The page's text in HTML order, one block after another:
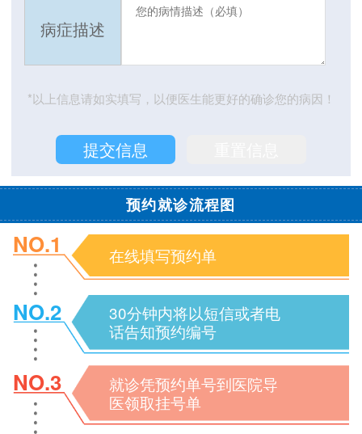
病症描述
*以上信息请如实填写，以便医生能更好的确诊您的病因！
预约就诊流程图
NO.1 在线填写预约单
NO.2
30分钟内将以短信或者电
话告知预约编号
NO.3
就诊凭预约单号到医院导
医领取挂号单